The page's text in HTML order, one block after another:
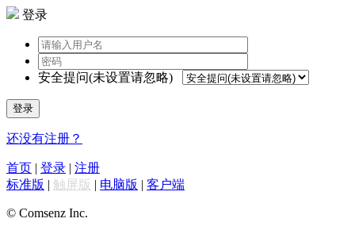
登录
安全提问(未设置请忽略)
登录
还没有注册？
首页 | 登录 | 注册
标准版 | 触屏版 | 电脑版 | 客户端
© Comsenz Inc.